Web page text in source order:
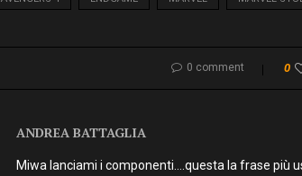
0 comment 0
ANDREA BATTAGLIA
Miwa lanciami i componenti….questa la frase più